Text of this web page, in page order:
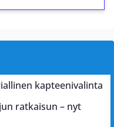
kapteenivalinta
ratkaisun – nyt